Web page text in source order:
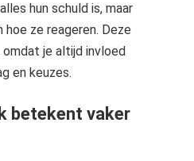
hun schuld is, maar
ze reageren. Deze
je altijd invloed
en keuzes.
betekent vaker